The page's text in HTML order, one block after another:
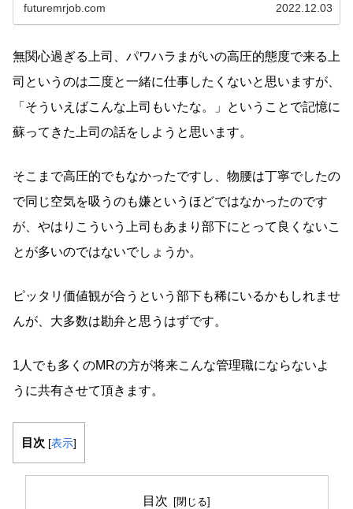
futuremrjob.com 2022.12.03
無関心過ぎる上司、パワハラまがいの高圧的態度で来る上
司というのは二度と一緒に仕事したくないと思いますが、
「そういえばこんな上司もいたな。」ということで記憶に
蘇ってきた上司の話をしようと思います。
そこまで高圧的でもなかったですし、物腰は丁寧でしたの
で同じ空気を吸うのも嫌というほどではなかったのです
が、やはりこういう上司もあまり部下にとって良くないこ
とが多いのではないでしょうか。
ピッタリ価値観が合うという部下も稀にいるかもしれませ
んが、大多数は勘弁と思うはずです。
1人でも多くのMRの方が将来こんな管理職にならないよ
うに共有させて頂きます。
目次 [表示]
目次